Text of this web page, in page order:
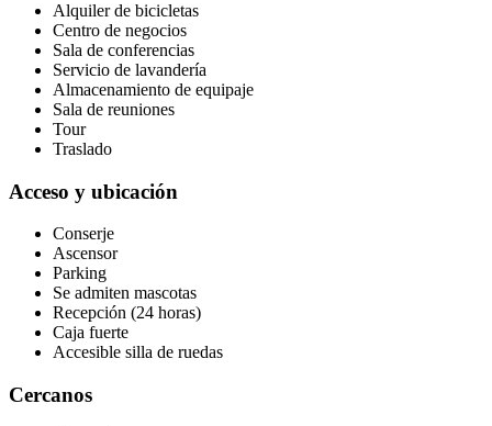
Alquiler de bicicletas
Centro de negocios
Sala de conferencias
Servicio de lavandería
Almacenamiento de equipaje
Sala de reuniones
Tour
Traslado
Acceso y ubicación
Conserje
Ascensor
Parking
Se admiten mascotas
Recepción (24 horas)
Caja fuerte
Accesible silla de ruedas
Cercanos